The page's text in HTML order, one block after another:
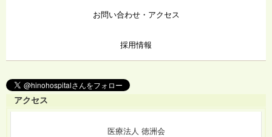
お問い合わせ・アクセス
採用情報
アクセス
医療法人 徳洲会